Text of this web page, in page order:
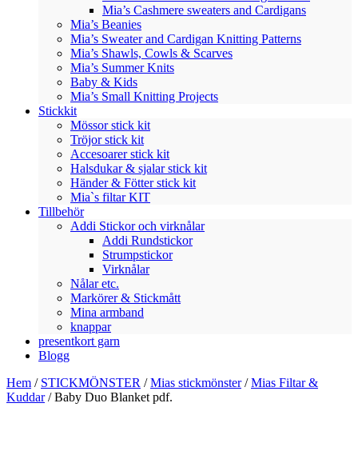
Mia’s Cashmere sweaters and Cardigans
Mia’s Beanies
Mia’s Sweater and Cardigan Knitting Patterns
Mia’s Shawls, Cowls & Scarves
Mia’s Summer Knits
Baby & Kids
Mia’s Small Knitting Projects
Stickkit
Mössor stick kit
Tröjor stick kit
Accesoarer stick kit
Halsdukar & sjalar stick kit
Händer & Fötter stick kit
Mia`s filtar KIT
Tillbehör
Addi Stickor och virknålar
Addi Rundstickor
Strumpstickor
Virknålar
Nålar etc.
Markörer & Stickmått
Mina armband
knappar
presentkort garn
Blogg
Hem / STICKMÖNSTER /Mias stickmönster/Mias Filtar &
Kuddar/ Baby Duo Blanket pdf.